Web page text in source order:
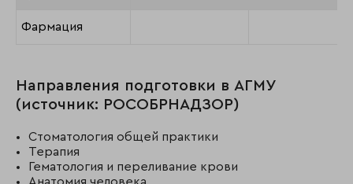
Фармация
Направления подготовки в АГМУ
(источник: РОСОБРНАДЗОР)
Стоматология общей практики
Терапия
Гематология и переливание крови
Анатомия человека